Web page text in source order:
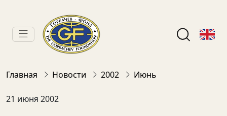
Главная Новости 2002 Июнь
21 июня 2002